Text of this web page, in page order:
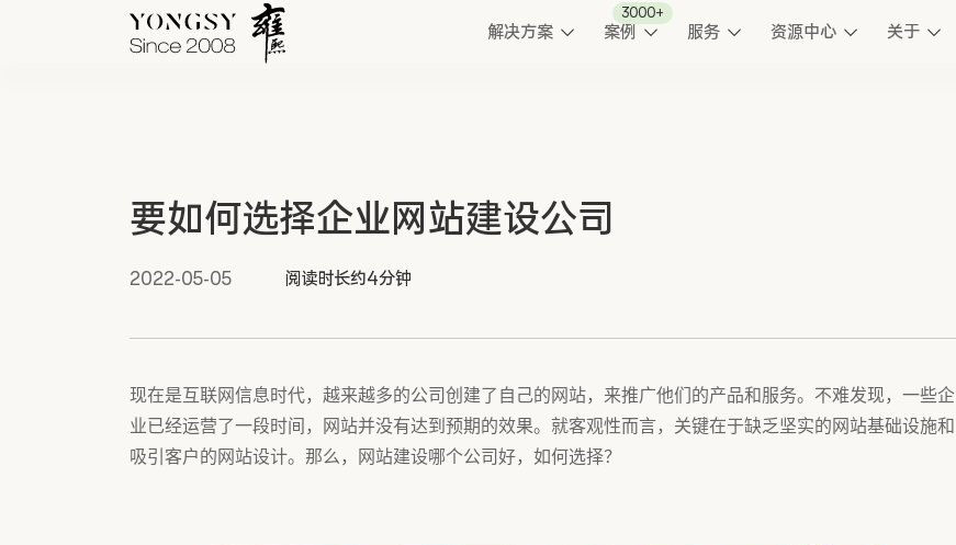
解决方案 案例
3000+
服务 资源中心 关于
新能源案例
我们的业务
要如何选择企业网站建设公司
2022-05-05 阅读时长约4分钟
现在是互联网信息时代，越来越多的公司创建了自己的网站，来推广他们的产品和服务。不难发现，一些企
业已经运营了一段时间，网站并没有达到预期的效果。就客观性而言，关键在于缺乏坚实的网站基础设施和
吸引客户的网站设计。那么，网站建设哪个公司好，如何选择？